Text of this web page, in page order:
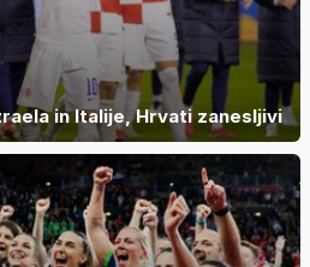
in Italije, Hrvati zanesljivi